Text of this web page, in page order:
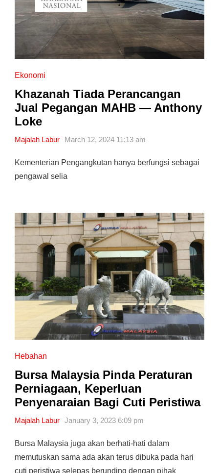
Ekonomi
Khazanah Tiada Perancangan
Jual Pegangan MAHB — Anthony
Loke
Majalah Labur March 12, 2024 11:13 am
Kementerian Pengangkutan hanya berfungsi sebagai
pengawal selia
Hebahan
Bursa Malaysia Pinda Peraturan
Perniagaan, Keperluan
Penyenaraian Bagi Cuti Peristiwa
Majalah Labur January 3, 2023 6:09 pm
Bursa Malaysia juga akan berhati-hati dalam
memutuskan sama ada akan terus dibuka pada hari
cuti peristiwa selepas berunding dengan pihak